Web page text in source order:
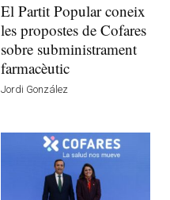
El Partit Popular coneix
les propostes de Cofares
sobre subministrament
farmacèutic
Jordi González